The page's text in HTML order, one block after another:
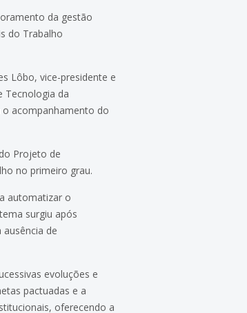
da gestão
do Trabalho
Lôbo, vice-presidente e
Tecnologia da
o acompanhamento do
Projeto de
no primeiro grau.
automatizar o
surgiu após
de
evoluções e
pactuadas e a
oferecendo a